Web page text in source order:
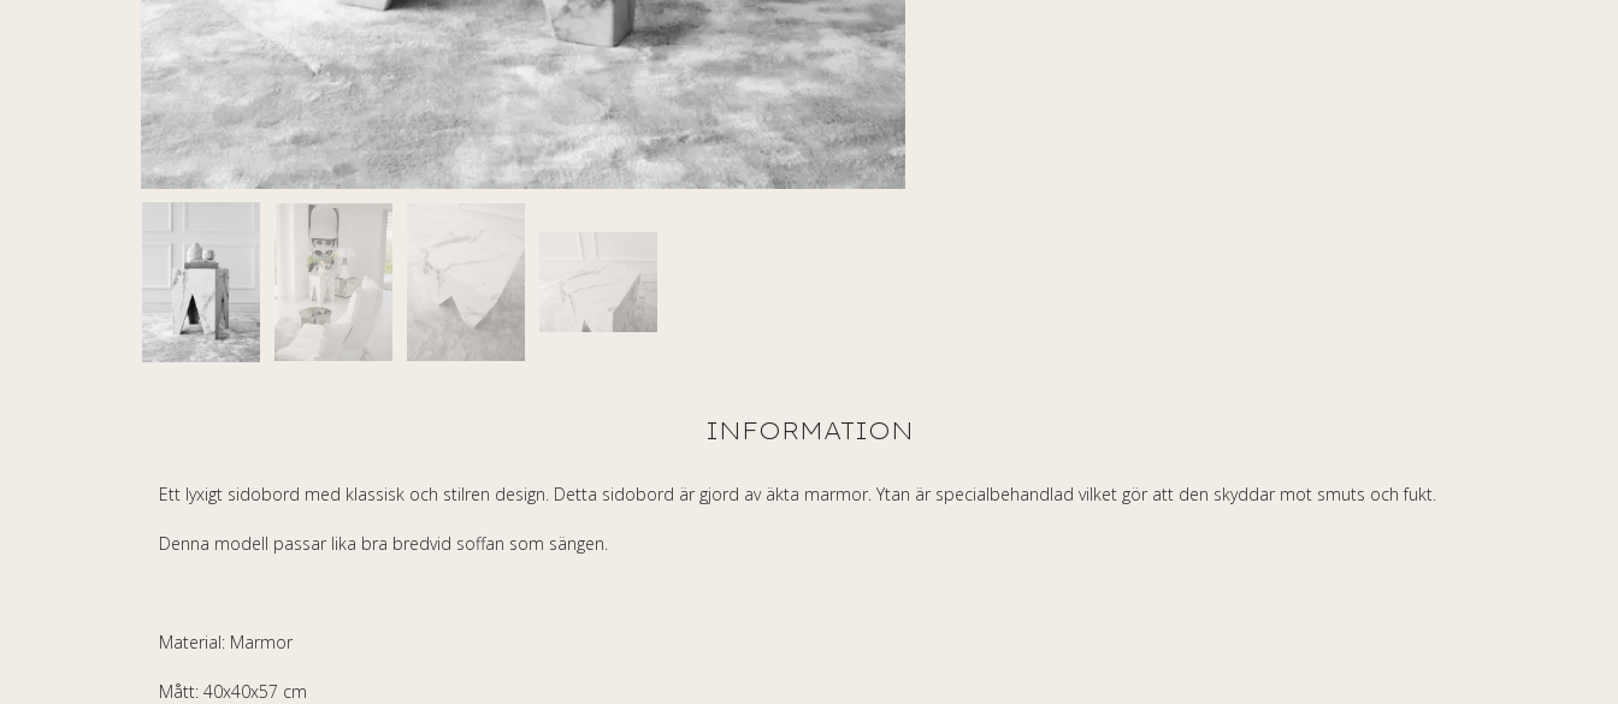
Ett lyxigt sidobord med klassisk och stilren design. Detta sidobord är gjord av äkta marmor. Ytan är specialbehandlad vilket gör att den skyddar mot smuts och fukt.
Denna modell passar lika bra bredvid soffan som sängen.
Material: Marmor
Mått: 40x40x57 cm